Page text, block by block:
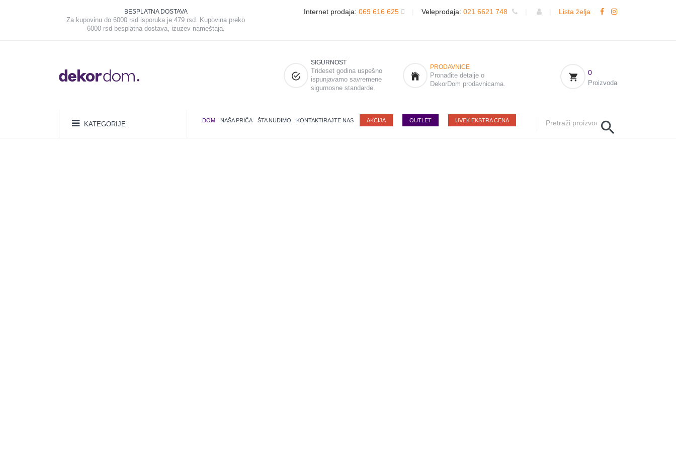
BESPLATNA DOSTAVA
Za kupovinu do 6000 rsd isporuka je 479 rsd. Kupovina preko
6000 rsd besplatna dostava, izuzev nameštaja.
Internet prodaja: 069 616 625 Veleprodaja: 021 6621 748 Lista želja
SIGURNOST
Trideset godina uspešno
ispunjavamo savremene
sigurnosne standarde.
PRODAVNICE
Pronađite detalje o
DekorDom prodavnicama.
0
Proizvoda
KATEGORIJE DOM NAŠA PRIČA ŠTA NUDIMO KONTAKTIRAJTE NAS AKCIJA OUTLET UVEK EKSTRA CENA